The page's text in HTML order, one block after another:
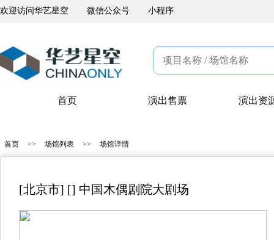
欢迎访问华艺星空 微信公众号 小程序
首页 演出售票 演出资
首页 >> 场馆列表 >> 场馆详情
[北京市] [] 中国木偶剧院大剧场